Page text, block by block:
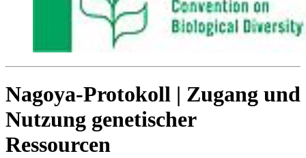
Nagoya-Protokoll | Zugang und
Nutzung genetischer
Ressourcen